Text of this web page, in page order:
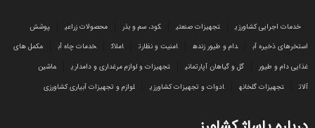
خدمات اجرایی کشاورزی تجهیزات صنعتی کود، سم و بذر محصولات زراعی
پوشش
استخرهای ذخیره آب
دام و طیور زنده امنیت و نظارت املاک خدمات چاه آب
مکمل های
غذایی دام و طیور
گل و گیاهان آپارتمانی تجهیزات و لوازم مرغداری و دامداری
ماشین
آلات
تجهیزات گلخانه ادوات و تجهیزات کشاورزی لوازم و تجهیزات آبیاری کشاورزی